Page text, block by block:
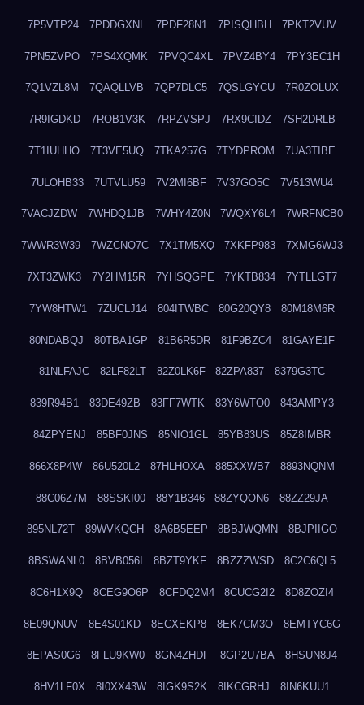
7P5VTP24 7PDDGXNL 7PDF28N1 7PISQHBH 7PKT2VUV
7PN5ZVPO 7PS4XQMK 7PVQC4XL 7PVZ4BY4 7PY3EC1H
7Q1VZL8M 7QAQLLVB 7QP7DLC5 7QSLGYCU 7R0ZOLUX
7R9IGDKD 7ROB1V3K 7RPZVSPJ 7RX9CIDZ 7SH2DRLB
7T1IUHHO 7T3VE5UQ 7TKA257G 7TYDPROM 7UA3TIBE
7ULOHB33 7UTVLU59 7V2MI6BF 7V37GO5C 7V513WU4
7VACJZDW 7WHDQ1JB 7WHY4Z0N 7WQXY6L4 7WRFNCB0
7WWR3W39 7WZCNQ7C 7X1TM5XQ 7XKFP983 7XMG6WJ3
7XT3ZWK3 7Y2HM15R 7YHSQGPE 7YKTB834 7YTLLGT7
7YW8HTW1 7ZUCLJ14 804ITWBC 80G20QY8 80M18M6R
80NDABQJ 80TBA1GP 81B6R5DR 81F9BZC4 81GAYE1F
81NLFAJC 82LF82LT 82Z0LK6F 82ZPA837 8379G3TC
839R94B1 83DE49ZB 83FF7WTK 83Y6WTO0 843AMPY3
84ZPYENJ 85BF0JNS 85NIO1GL 85YB83US 85Z8IMBR
866X8P4W 86U520L2 87HLHOXA 885XXWB7 8893NQNM
88C06Z7M 88SSKI00 88Y1B346 88ZYQON6 88ZZ29JA
895NL72T 89WVKQCH 8A6B5EEP 8BBJWQMN 8BJPIIGO
8BSWANL0 8BVB056I 8BZT9YKF 8BZZZWSD 8C2C6QL5
8C6H1X9Q 8CEG9O6P 8CFDQ2M4 8CUCG2I2 8D8ZOZI4
8E09QNUV 8E4S01KD 8ECXEKP8 8EK7CM3O 8EMTYC6G
8EPAS0G6 8FLU9KW0 8GN4ZHDF 8GP2U7BA 8HSUN8J4
8HV1LF0X 8I0XX43W 8IGK9S2K 8IKCGRHJ 8IN6KUU1